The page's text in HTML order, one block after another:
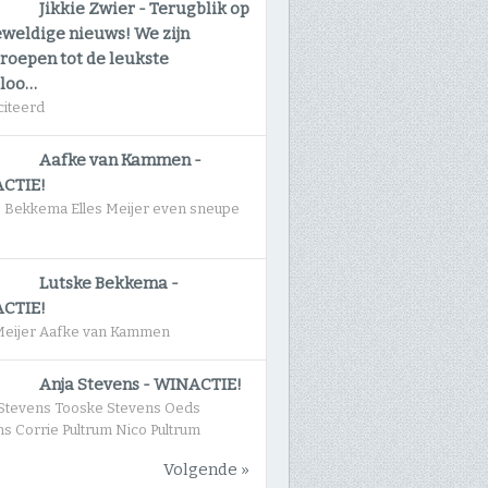
Jikkie Zwier -Terugblik op
nieuws! We zijn
tot de leukste
Aafke van Kammen-
Bekkema Elles Meijer even sneupe
Lutske Bekkema -
Aafke van Kammen
Anja Stevens -WINACTIE!
Tooske Stevens Oeds
Corrie Pultrum Nico Pultrum
Volgende »